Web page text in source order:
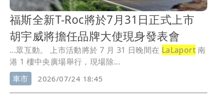
福斯全新T-Roc將於7月31日正式上市
胡宇威將擔任品牌大使現身發表會
...眾互動。 上市活動將於 7 月 31 日晚間在 LaLaport南
港 1 樓中央廣場舉行，現場除...
車市
2026/07/24 18:45